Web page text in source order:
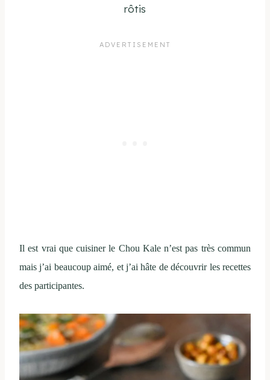
rôtis
Il est vrai que cuisiner le Chou Kale n’est pas très commun
mais j’ai beaucoup aimé, et j’ai hâte de découvrir les recettes
des participantes.